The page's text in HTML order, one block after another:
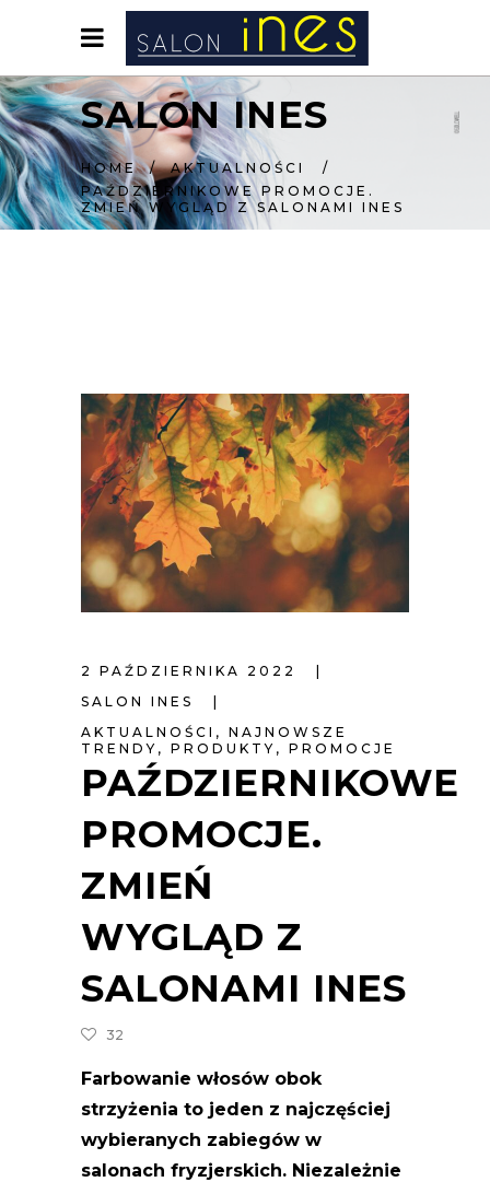
SALON INES
HOME/AKTUALNOŚCI
/
PAŹDZIERNIKOWE PROMOCJE.
ZMIEŃ WYGLĄD Z SALONAMI INES
2 PAŹDZIERNIKA 2022
SALON INES
AKTUALNOŚCI , NAJNOWSZE
TRENDY , PRODUKTY , PROMOCJE
PAŹDZIERNIKOWE
PROMOCJE.
ZMIEŃ
WYGLĄD Z
SALONAMI INES
32
Farbowanie włosów obok
strzyżenia to jeden z najczęściej
wybieranych zabiegów w
salonach fryzjerskich. Niezależnie